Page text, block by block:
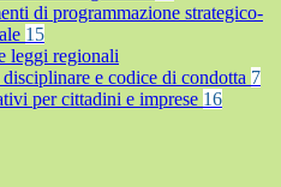
di programmazione strategico-
15
leggi regionali
e codice di condotta 7
per cittadini e imprese 16